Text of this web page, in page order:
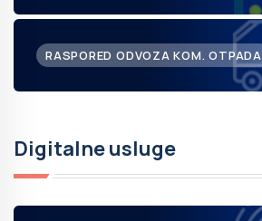
RASPORED ODVOZA KOM. OTPADA
Digitalne usluge